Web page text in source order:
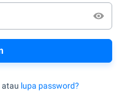
atau lupa password?